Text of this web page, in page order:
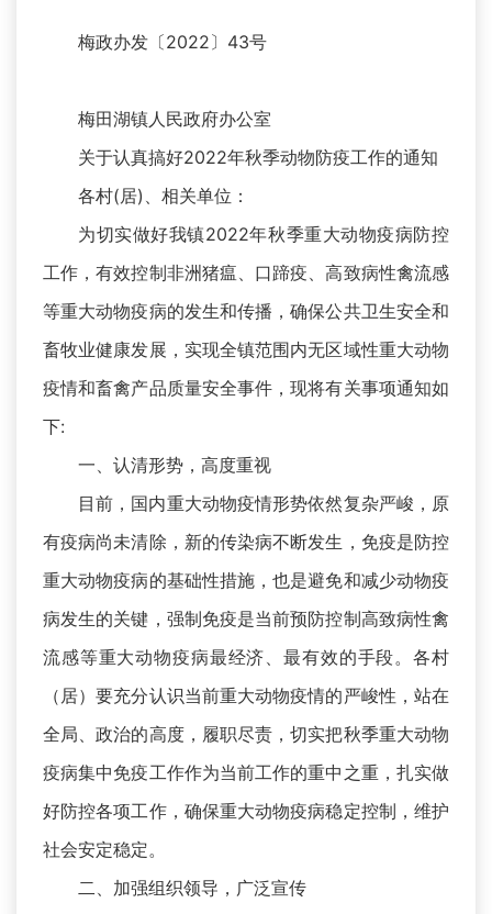
梅政办发〔2022〕43号
梅田湖镇人民政府办公室
关于认真搞好2022年秋季动物防疫工作的通知
各村(居)、相关单位：
为切实做好我镇2022年秋季重大动物疫病防控
工作，有效控制非洲猪瘟、口蹄疫、高致病性禽流感
等重大动物疫病的发生和传播，确保公共卫生安全和
畜牧业健康发展，实现全镇范围内无区域性重大动物
疫情和畜禽产品质量安全事件，现将有关事项通知如
下:
一、认清形势，高度重视
目前，国内重大动物疫情形势依然复杂严峻，原
有疫病尚未清除，新的传染病不断发生，免疫是防控
重大动物疫病的基础性措施，也是避免和减少动物疫
病发生的关键，强制免疫是当前预防控制高致病性禽
流感等重大动物疫病最经济、最有效的手段。各村
（居）要充分认识当前重大动物疫情的严峻性，站在
全局、政治的高度，履职尽责，切实把秋季重大动物
疫病集中免疫工作作为当前工作的重中之重，扎实做
好防控各项工作，确保重大动物疫病稳定控制，维护
社会安定稳定。
二、加强组织领导，广泛宣传